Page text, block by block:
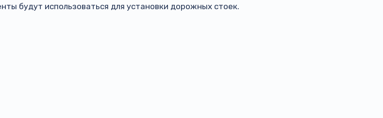
будут использоваться для установки дорожных стоек.